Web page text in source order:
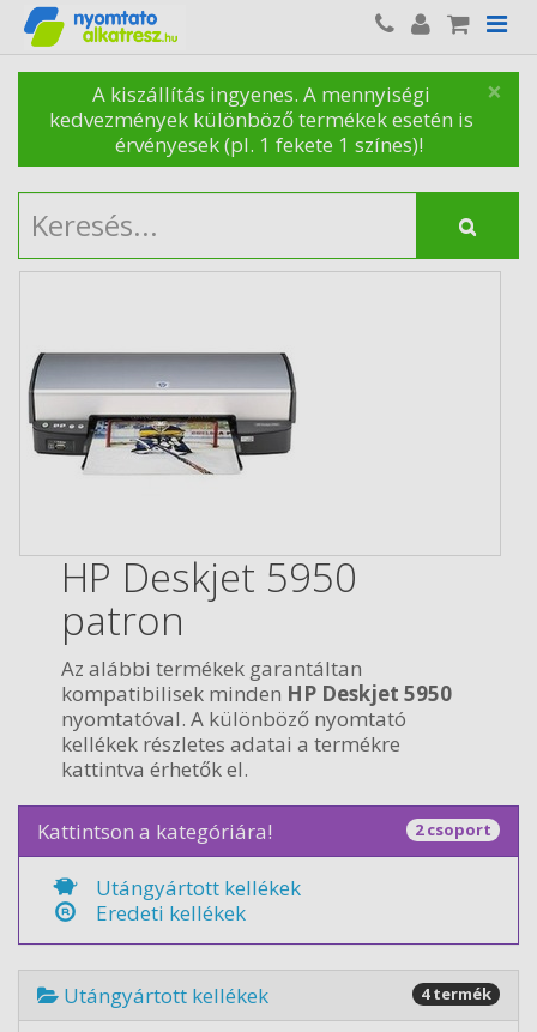
×
A kiszállítás ingyenes. A mennyiségi
kedvezmények különböző termékek esetén is
érvényesek (pl. 1 fekete 1 színes)!
HP Deskjet 5950
patron
Az alábbi termékek garantáltan
kompatibilisek minden HP Deskjet 5950
nyomtatóval. A különböző nyomtató
kellékek részletes adatai a termékre
kattintva érhetők el.
Kattintson a kategóriára! 2 csoport
Utángyártott kellékek
Eredeti kellékek
Utángyártott kellékek 4 termék